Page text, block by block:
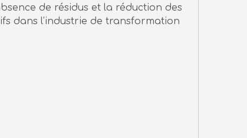
de résidus et la réduction des
dans l’industrie de transformation